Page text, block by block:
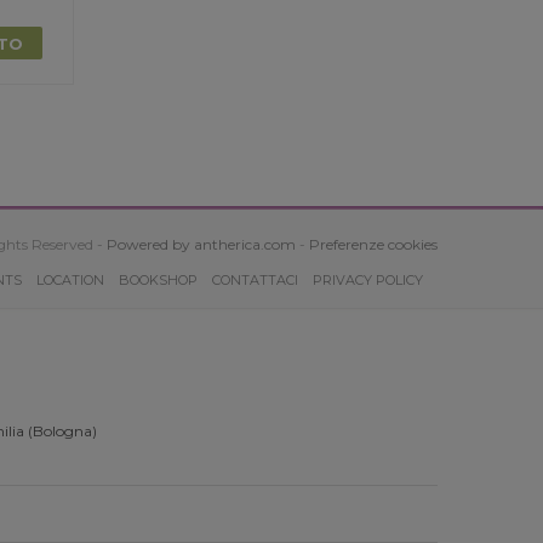
Reserved - Powered by antherica.com - Preferenze cookies
LOCATION BOOKSHOP CONTATTACI PRIVACY POLICY
(Bologna)